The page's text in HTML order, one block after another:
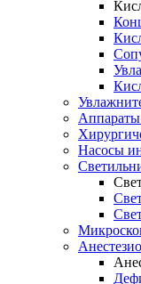
Аппараты
Насосы